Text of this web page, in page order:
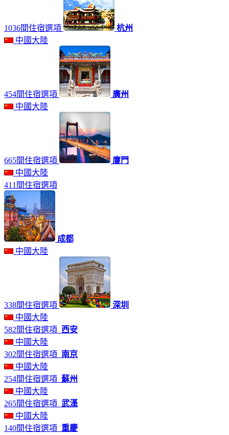
1036間住宿選項
杭州
中國大陸
454間住宿選項
廣州
中國大陸
665間住宿選項
廈門
中國大陸
411間住宿選項
成都
中國大陸
338間住宿選項
深圳
中國大陸
582間住宿選項 西安
中國大陸
302間住宿選項 南京
中國大陸
254間住宿選項 蘇州
中國大陸
265間住宿選項 武漢
中國大陸
140間住宿選項 重慶